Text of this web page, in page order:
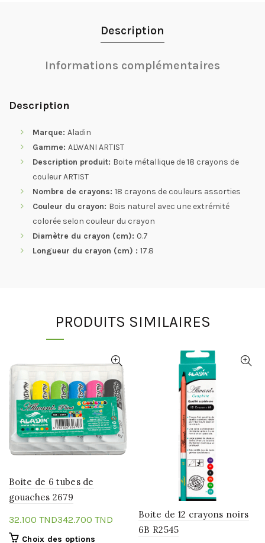
Description
Informations complémentaires
Description
Marque: Aladin
Gamme: ALWANI ARTIST
Description produit: Boite métallique de 18 crayons de
couleur ARTIST
Nombre de crayons: 18 crayons de couleurs assorties
Couleur du crayon: Bois naturel avec une extrémité
colorée selon couleur du crayon
Diamètre du crayon (cm): 0.7
Longueur du crayon (cm) : 17.8
PRODUITS SIMILAIRES
Boite de 6 tubes de
gouaches 2679
TND
TND
Choix des options
Boite de 12 crayons noirs
6B R2545